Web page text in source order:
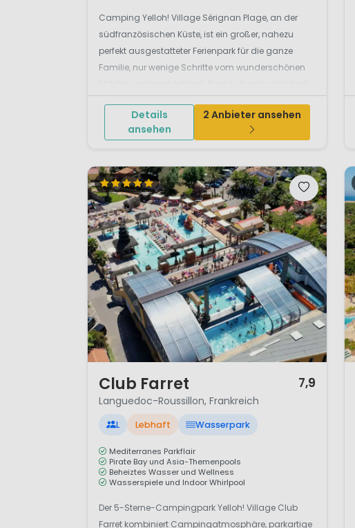
Camping Yelloh! Village Sérignan Plage, an der
südfranzösischen Küste, ist ein großer, nahezu
perfekt ausgestatteter Ferienpark für die ganze
Familie, nur wenige Schritte vom wunderschönen
vieles mehr&h...
Details
ansehen
2 Anbieter ansehen
Club Farret 7,9
Languedoc-Roussillon, Frankreich
L Lebhaft Wasserpark
Mediterranes Parkflair
Pirate Bay und Asia-Themenpools
Beheiztes Wasser und Wellness
Wasserspiele und Indoor Whirlpool
Der 5-Sterne-Campingpark Yelloh! Village Club
Farret kombiniert Campingatmosphäre, parkartige